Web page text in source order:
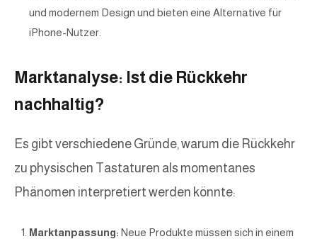
und modernem Design und bieten eine Alternative für
iPhone-Nutzer.
Marktanalyse: Ist die Rückkehr
nachhaltig?
Es gibt verschiedene Gründe, warum die Rückkehr
zu physischen Tastaturen als momentanes
Phänomen interpretiert werden könnte:
Marktanpassung: Neue Produkte müssen sich in einem